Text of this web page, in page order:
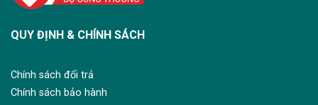
QUY ĐỊNH & CHÍNH SÁCH
Chính sách đổi trả
Chính sách bảo hành